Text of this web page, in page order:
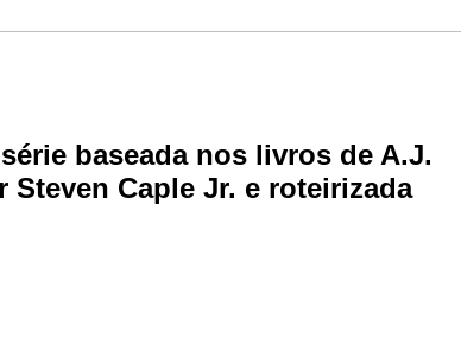
baseada nos livros de A.J.
Caple Jr. e roteirizada